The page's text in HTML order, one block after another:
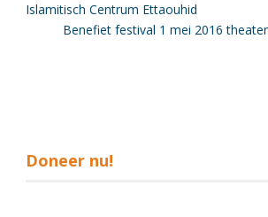
Islamitisch Centrum Ettaouhid
Benefiet festival 1 mei 2016
Doneer nu!